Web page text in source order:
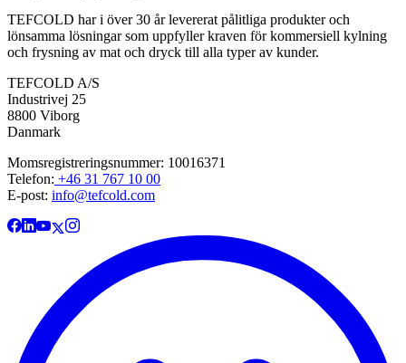
TEFCOLD har i över 30 år levererat pålitliga produkter och
lönsamma lösningar som uppfyller kraven för kommersiell kylning
och frysning av mat och dryck till alla typer av kunder.
TEFCOLD A/S
Industrivej 25
8800 Viborg
Danmark
Momsregistreringsnummer: 10016371
Telefon: +46 31 767 10 00
E-post: info@tefcold.com